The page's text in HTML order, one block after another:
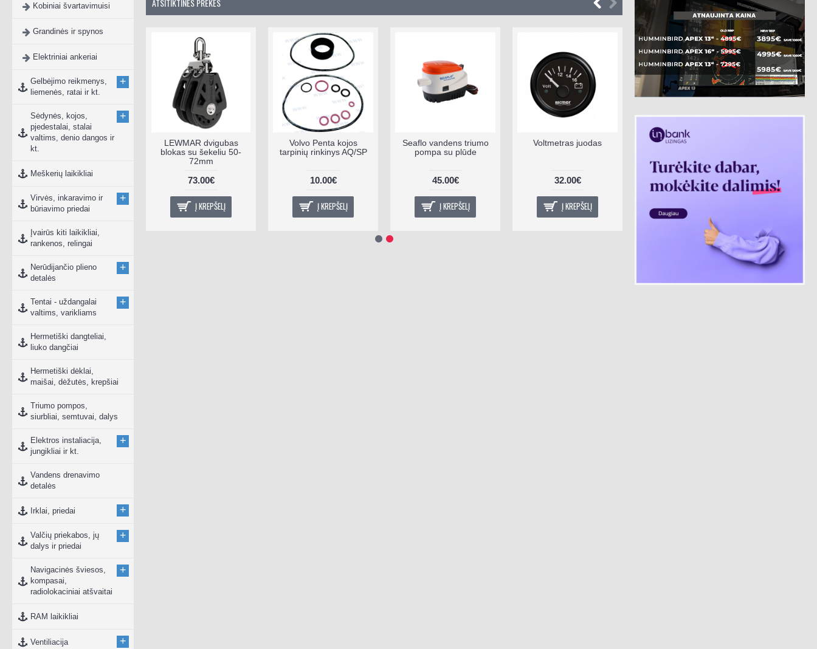
Kobiniai švartavimuisi
Grandinės ir spynos
Elektriniai ankeriai
Gelbėjimo reikmenys,
liemenės, ratai ir kt.
+
Sėdynės, kojos,
pjedestalai, stalai
valtims, denio dangos ir
kt.
+
Meškerių laikikliai
Virvės, inkaravimo ir
būriavimo priedai
+
Įvairūs kiti laikikliai,
rankenos, relingai
Nerūdijančio plieno
detalės
+
Tentai - uždangalai
valtims, varikliams
+
Hermetiški dangteliai,
liuko dangčiai
Hermetiški dėklai,
maišai, dėžutės, krepšiai
Triumo pompos,
siurbliai, semtuvai, dalys
Elektros instaliacija,
jungikliai ir kt.
+
Vandens drenavimo
detalės
Irklai, priedai +
Valčių priekabos, jų
dalys ir priedai
+
Navigacinės šviesos,
kompasai,
radiolokaciniai atšvaitai
+
RAM laikikliai
Ventiliacija +
ATSITIKTINĖS PREKĖS
ePropulsion Evo
Į KREPŠELĮ
LEWMAR dvigubas
blokas su šekeliu 50-
72mm
73.00€
Į KREPŠELĮ
Volvo Penta kojos
tarpinių rinkinys AQ/SP
10.00€
Į KREPŠELĮ
Seaflo vandens triumo
pompa su plūde
45.00€
Į KREPŠELĮ
Voltmetras juodas
32.00€
Į KREPŠELĮ